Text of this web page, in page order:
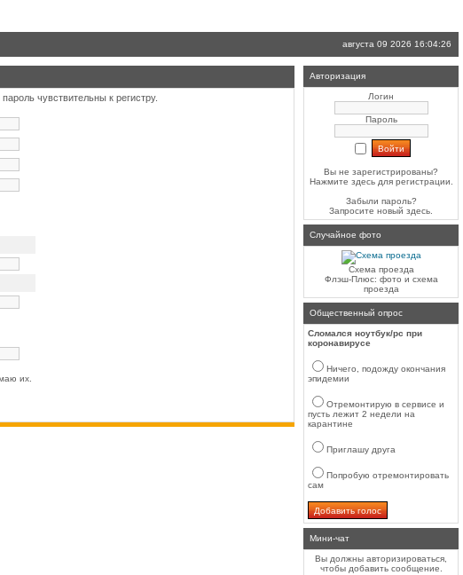
августа 09 2026 16:04:26
чувствительны к регистру.
их.
Авторизация
Логин
Пароль
Вы не зарегистрированы?
Нажмите здесьдля регистрации.
Забыли пароль?
Запросите новый здесь.
Случайное фото
Схема проезда
Флэш-Плюс: фото и схема
проезда
Общественный опрос
Сломался ноутбук/pc при
коронавирусе
Ничего, подожду окончания
эпидемии
Отремонтирую в сервисе и
пусть лежит 2 недели на
карантине
Приглашу друга
Попробую отремонтировать
сам
Мини-чат
Вы должны авторизироваться,
чтобы добавить сообщение.